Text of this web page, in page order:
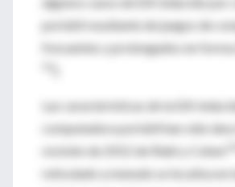
portátil resultante de juegos de
frecuentes y prolongados en forma
Las características de la EAI
computadora portátil han sido
revisión de 2012 de Riahi y Cohen
reticulado a menudo se localiza en